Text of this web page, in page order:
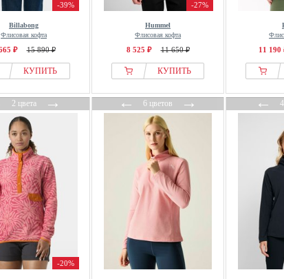
-39%
Billabong
Флисовая кофта
₽ 15 890 ₽
КУПИТЬ
-27%
Hummel
Флисовая кофта
8 525 ₽ 11 650 ₽
КУПИТЬ
11 190
2 цвета→
-20%
←6 цветов→ ←